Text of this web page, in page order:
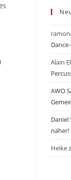
Alain
AWO
Daniel
näher!
Heike